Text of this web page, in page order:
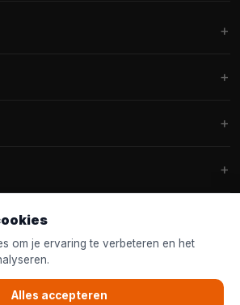
Coon
om je ervaring te verbeteren en het
Alles accepteren